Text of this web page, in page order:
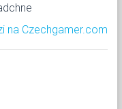
na Czechgamer.com